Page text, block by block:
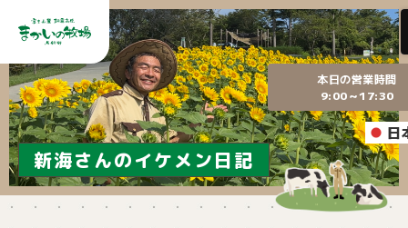
日
本日の営業時間
9:00～17:30
新海さんのイケメン日記